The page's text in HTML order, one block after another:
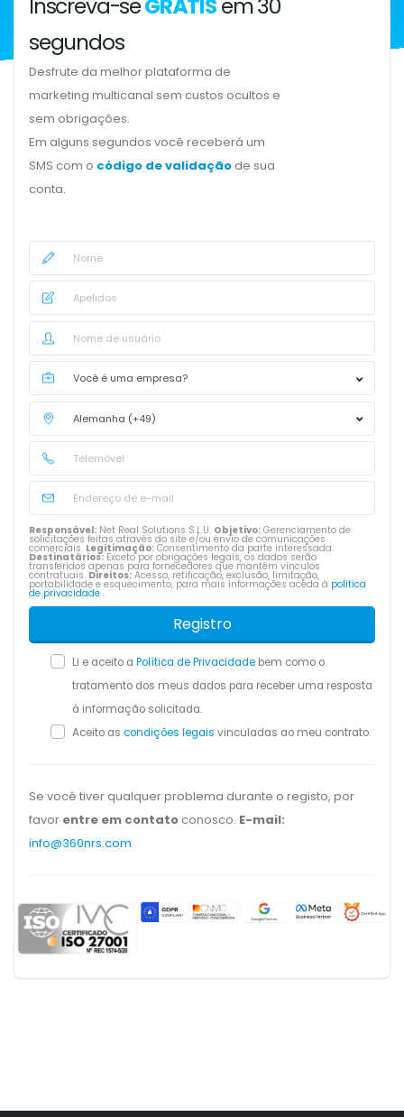
segundos
Desfrute da melhor plataforma de
marketing multicanal sem custos ocultos e
sem obrigações.
Em alguns segundos você receberá um
SMS com o código de validação de sua
conta.
Responsável: Net Real Solutions S.L.U. Objetivo: Gerenciamento de
solicitações feitas através do site e/ou envio de comunicações
comerciais. Legitimação: Consentimento da parte interessada.
Destinatários: Exceto por obrigações legais, os dados serão
transferidos apenas para fornecedores que mantêm vínculos
contratuais. Direitos: Acesso, retificação, exclusão, limitação,
portabilidade e esquecimento, para mais informações aceda à política
de privacidade .
Registro
Li e aceito a Política de Privacidade bem como o
tratamento dos meus dados para receber uma resposta
à informação solicitada.
Aceito as condições legais vinculadas ao meu contrato.
Se você tiver qualquer problema durante o registo, por
favor entre em contato conosco. E-mail:
info@360nrs.com